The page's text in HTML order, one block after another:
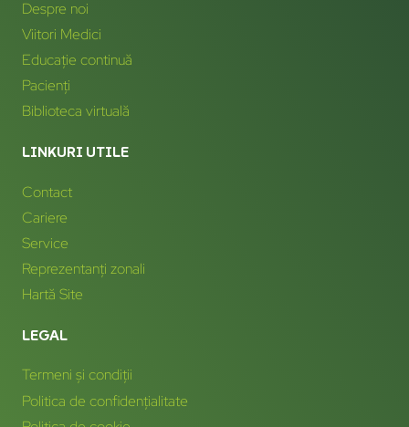
Despre noi
Viitori Medici
Educație continuă
Pacienți
Biblioteca virtuală
LINKURI UTILE
Contact
Cariere
Service
Reprezentanți zonali
Hartă Site
LEGAL
Termeni și condiții
Politica de confidențialitate